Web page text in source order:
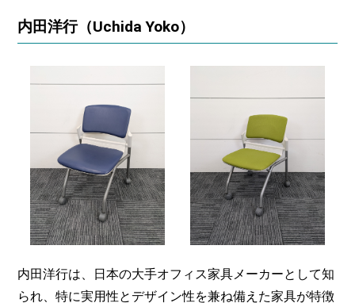
内田洋行（Uchida Yoko）
内田洋行は、日本の大手オフィス家具メーカーとして知
られ、特に実用性とデザイン性を兼ね備えた家具が特徴